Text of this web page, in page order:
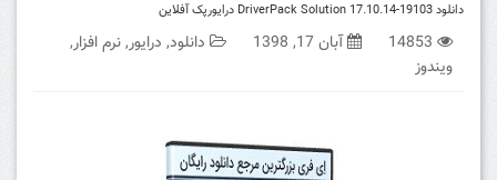
دانلود DriverPack Solution 17.10.14-19103 درایورپک آفلاین
14853 آبان 17, 1398 دانلود, درایور,نرم افزار,
ویندوز